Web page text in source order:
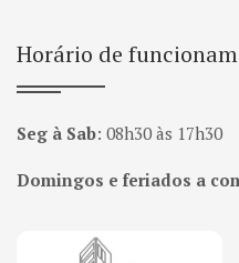
Horário de
Seg à Sab: 08h30 às 17h30
Domingos e feriados a
Página inicial